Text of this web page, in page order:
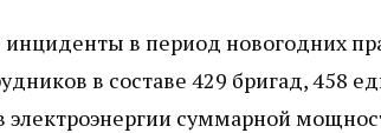
в период новогодних
в составе 429 бригад, 458
суммарной